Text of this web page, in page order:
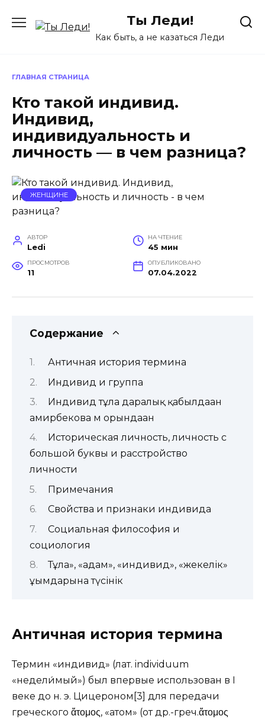
содержанию
Ты Леди!
Как быть, а не казаться Леди
ГЛАВНАЯ СТРАНИЦА
Кто такой индивид.
Индивид,
индивидуальность и
личность — в чем разница?
ЖЕНЩИНЕ
АВТОР
Ledi
НА ЧТЕНИЕ
45 мин
ПРОСМОТРОВ
11
ОПУБЛИКОВАНО
07.04.2022
Содержание
Античная история термина
Индивид и группа
Индивид тұлға даралық қабылдаған
амирбекова м орындаған
Историческая личность, личность с
большой буквы и расстройство
личности
Примечания
Свойства и признаки индивида
Социальная философия и
социология
Тұлға», «адам», «индивид», «жекелік»
ұғымдарына түсінік
Античная история термина
Термин «индивид» (лат. individuum
«недели́мый») был впервые использован в I
веке до н. э. Цицероном[3] для передачи
греческого ἄτομος, «атом» (от др.-греч.ἄτομος